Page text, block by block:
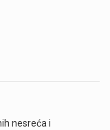
nesreća i